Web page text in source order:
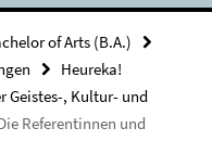
of Arts (B.A.)
Heureka!
Geistes-, Kultur- und
Referentinnen und